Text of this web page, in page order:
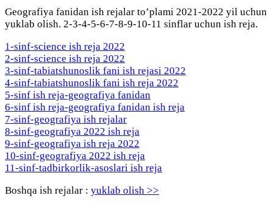
Geografiya fanidan ish rejalar to’plami 2021-2022 yil uchun
yuklab olish. 2-3-4-5-6-7-8-9-10-11 sinflar uchun ish reja.
1-sinf-science ish reja 2022
2-sinf-science ish reja 2022
3-sinf-tabiatshunoslik fani ish rejasi 2022
4-sinf-tabiatshunoslik fani ish reja 2022
5-sinf ish reja-geografiya fanidan
6-sinf ish reja-geografiya fanidan ish reja
7-sinf-geografiya ish rejalar
8-sinf-geografiya 2022 ish reja
9-sinf-geografiya ish reja 2022
10-sinf-geografiya 2022 ish reja
11-sinf-tadbirkorlik-asoslari ish reja
Boshqa ish rejalar : yuklab olish >>